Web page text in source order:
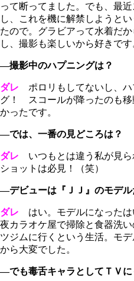
って断ってました。でも、最
し、これを機に解禁しようと
たので。グラビアって水着だ
し、撮影も楽しいから好きです
―撮影中のハプニングは？
ダレ ポロリもしてないし、ハ
グ！ スコールが降ったのも移
かったです。
―では、一番の見どころは？
ダレ いつもとは違う私が見ら
ショットは必見！（笑）
―デビューは『ＪＪ』のモデル
ダレ はい。モデルになったは
夜カラオケ屋で掃除と食器洗
ツジムに行くという生活。モ
から大変でした。
―でも毒舌キャラとしてＴＶに